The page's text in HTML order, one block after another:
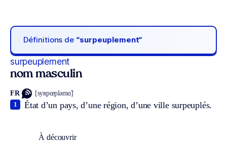
Définitions de “surpeuplement“
surpeuplement
nom masculin
FR [syʀpœpləmɑ̃]
État d’un pays, d’une région, d’une ville surpeuplés.
1
À découvrir